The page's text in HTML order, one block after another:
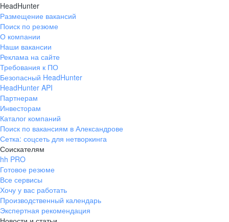
HeadHunter
Размещение вакансий
Поиск по резюме
О компании
Наши вакансии
Реклама на сайте
Требования к ПО
Безопасный HeadHunter
HeadHunter API
Партнерам
Инвесторам
Каталог компаний
Поиск по вакансиям в Александрове
Сетка: соцсеть для нетворкинга
Соискателям
hh PRO
Готовое резюме
Все сервисы
Хочу у вас работать
Производственный календарь
Экспертная рекомендация